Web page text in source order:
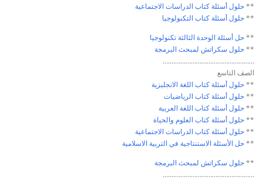
**حلول أسئلة كتابالدراسات الاجتماعية
**حلول أسئلة كتابالتكنولوجيا
**حل أسئلة الوحدة الثالثة تكنولوجيا
**حلول سكراتش لمبحثالبرمجة
…………………………………………….
الصف التاسع
**حلول أسئلة كتاباللغة الانجليزية
**حلول أسئلة كتابالرياضيات
**حلول أسئلة كتاباللغة العربية
**حلول أسئلة كتابالعلوم والحياة
**حلول أسئلة كتابالدراسات الاجتماعية
**حل الأسئلة الاستنتاجية فيالتربية الاسلامية
**حلول سكراتش لمبحثالبرمجة
…………………………………………….